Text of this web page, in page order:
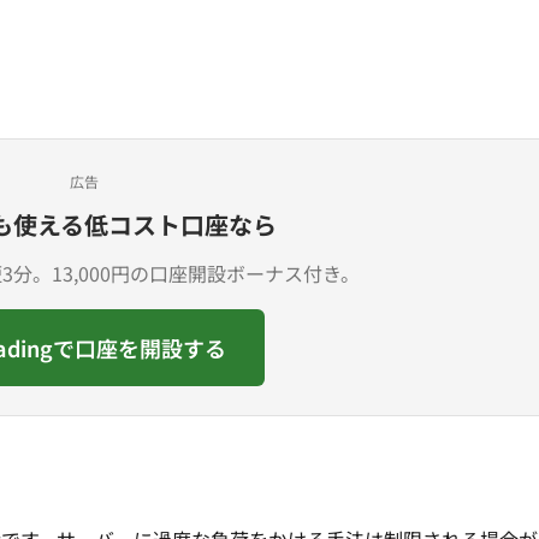
広告
使える低コスト口座なら
。13,000円の口座開設ボーナス付き。
で口座を開設する